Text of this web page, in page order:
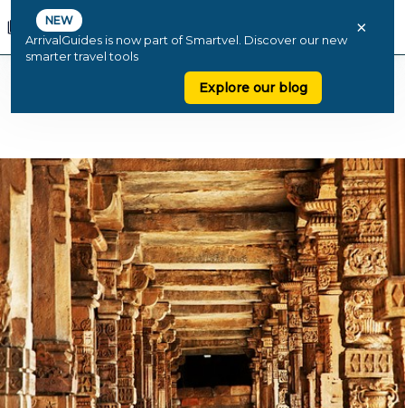
NEW
ArrivalGuides is now part of Smartvel. Discover our new
smarter travel tools
Explore our blog
×